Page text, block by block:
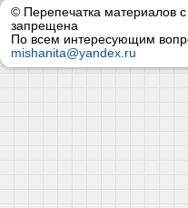
© Перепечатка материалов с
запрещена
По всем интересующим
mishanita@yandex.ru